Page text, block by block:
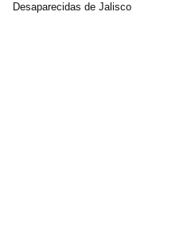
Desaparecidas de Jalisco